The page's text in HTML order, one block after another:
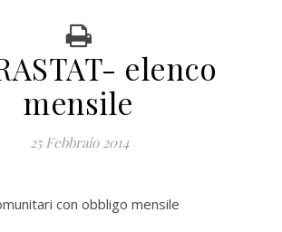
elenco
mensile
25 Febbraio 2014
con obbligo mensile